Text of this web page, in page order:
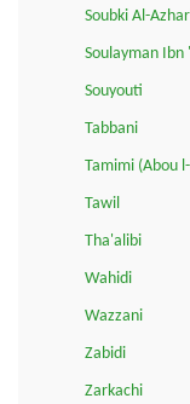
Soubki Al-
Soulayman Ibn
Souyouti
Tabbani
Tamimi (Abou
Tawil
Tha'alibi
Wahidi
Wazzani
Zabidi
Zarkachi